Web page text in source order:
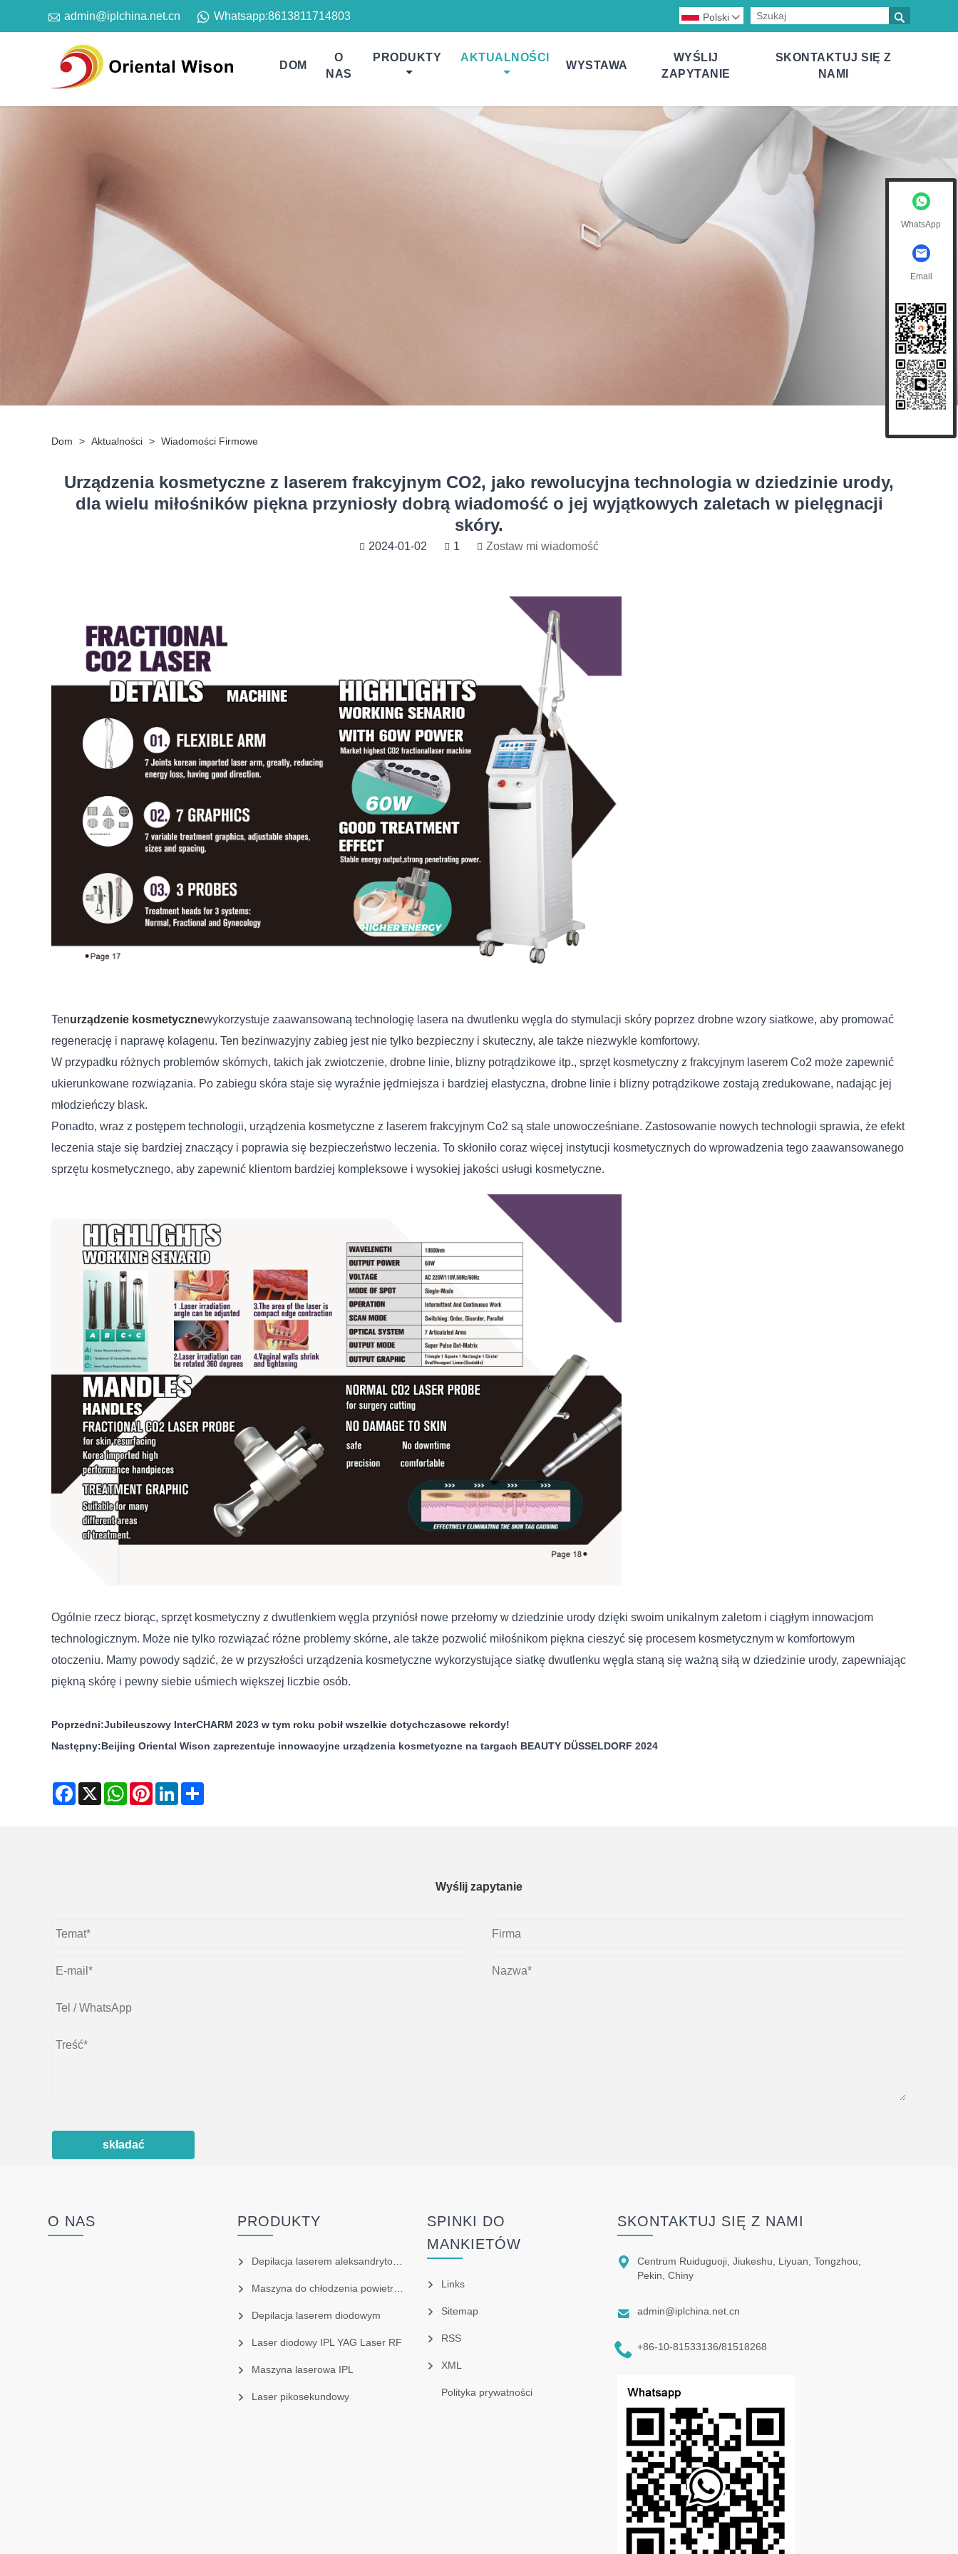
 admin@iplchina.net.cn Whatsapp:8613811714803 
Polski 
DOM
O
NAS
PRODUKTY AKTUALNOŚCI
WYSTAWA
WYŚLIJ
ZAPYTANIE
SKONTAKTUJ SIĘ Z
NAMI
Dom > Aktualności > Wiadomości Firmowe
Urządzenia kosmetyczne z laserem frakcyjnym CO2, jako rewolucyjna technologia w dziedzinie urody,
dla wielu miłośników piękna przyniosły dobrą wiadomość o jej wyjątkowych zaletach w pielęgnacji
skóry.
2024-01-02 1 Zostaw mi wiadomość
Tenurządzenie kosmetycznewykorzystuje zaawansowaną technologię lasera na dwutlenku węgla do stymulacji skóry poprzez drobne wzory siatkowe, aby promować
regenerację i naprawę kolagenu. Ten bezinwazyjny zabieg jest nie tylko bezpieczny i skuteczny, ale także niezwykle komfortowy.
W przypadku różnych problemów skórnych, takich jak zwiotczenie, drobne linie, blizny potrądzikowe itp., sprzęt kosmetyczny z frakcyjnym laserem Co2 może zapewnić
ukierunkowane rozwiązania. Po zabiegu skóra staje się wyraźnie jędrniejsza i bardziej elastyczna, drobne linie i blizny potrądzikowe zostają zredukowane, nadając jej
młodzieńczy blask.
Ponadto, wraz z postępem technologii, urządzenia kosmetyczne z laserem frakcyjnym Co2 są stale unowocześniane. Zastosowanie nowych technologii sprawia, że ​​efekt
leczenia staje się bardziej znaczący i poprawia się bezpieczeństwo leczenia. To skłoniło coraz więcej instytucji kosmetycznych do wprowadzenia tego zaawansowanego
sprzętu kosmetycznego, aby zapewnić klientom bardziej kompleksowe i wysokiej jakości usługi kosmetyczne.
Ogólnie rzecz biorąc, sprzęt kosmetyczny z dwutlenkiem węgla przyniósł nowe przełomy w dziedzinie urody dzięki swoim unikalnym zaletom i ciągłym innowacjom
technologicznym. Może nie tylko rozwiązać różne problemy skórne, ale także pozwolić miłośnikom piękna cieszyć się procesem kosmetycznym w komfortowym
otoczeniu. Mamy powody sądzić, że w przyszłości urządzenia kosmetyczne wykorzystujące siatkę dwutlenku węgla staną się ważną siłą w dziedzinie urody, zapewniając
piękną skórę i pewny siebie uśmiech większej liczbie osób.
Poprzedni:Jubileuszowy InterCHARM 2023 w tym roku pobił wszelkie dotychczasowe rekordy!
Następny:Beijing Oriental Wison zaprezentuje innowacyjne urządzenia kosmetyczne na targach BEAUTY DÜSSELDORF 2024
Facebook
X WhatsAppPinterestLinkedIn
Wyślij zapytanie
składać
WhatsApp
Email
O NAS PRODUKTY
Depilacja laserem aleksandrytowym
Maszyna do chłodzenia powietrzem
Depilacja laserem diodowym
Laser diodowy IPL YAG Laser RF
Maszyna laserowa IPL
Laser pikosekundowy
SPINKI DO
MANKIETÓW
Links
Sitemap
RSS
XML
Polityka prywatności
SKONTAKTUJ SIĘ Z NAMI

Centrum Ruiduguoji, Jiukeshu, Liyuan, Tongzhou,
Pekin, Chiny
 admin@iplchina.net.cn
 +86-10-81533136/81518268